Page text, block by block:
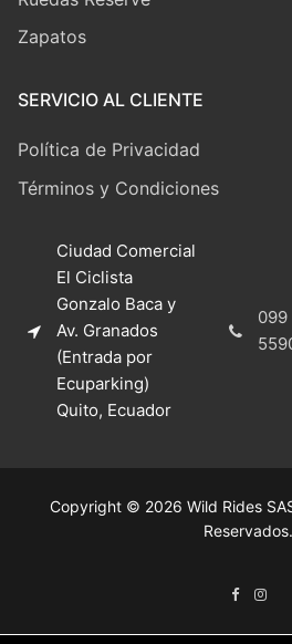
Zapatos
SERVICIO AL CLIENTE
Política de Privacidad
Términos y Condiciones
Ciudad Comercial
El Ciclista
Gonzalo Baca y
Av. Granados
(Entrada por
Ecuparking)
Quito, Ecuador
099
Copyright © 2026 Wild Rides
Reservados.